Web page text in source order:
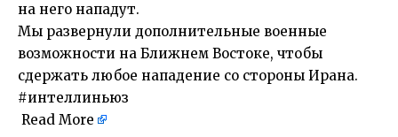
на него нападут.
Мы развернули дополнительные военные
возможности на Ближнем Востоке, чтобы
сдержать любое нападение со стороны Ирана.
#интеллиньюз
Read More